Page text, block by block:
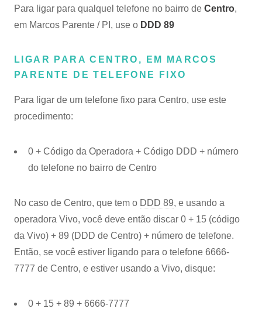
Para ligar para qualquel telefone no bairro de Centro,
em Marcos Parente / PI, use o DDD 89
LIGAR PARA CENTRO, EM MARCOS
PARENTE DE TELEFONE FIXO
Para ligar de um telefone fixo para Centro, use este
procedimento:
0 + Código da Operadora + Código DDD + número
do telefone no bairro de Centro
No caso de Centro, que tem o DDD 89, e usando a
operadora Vivo, você deve então discar 0 + 15 (código
da Vivo) + 89 (DDD de Centro) + número de telefone.
Então, se você estiver ligando para o telefone 6666-
7777 de Centro, e estiver usando a Vivo, disque:
0 + 15 + 89 + 6666-7777